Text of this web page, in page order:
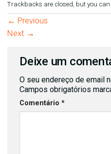
Trackbacks are closed, but you can
← Previous
Next →
Deixe um
O seu endereço de email
Campos obrigatórios
Comentário *